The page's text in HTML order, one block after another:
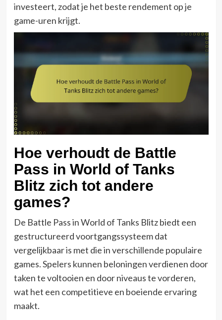
investeert, zodat je het beste rendement op je
game-uren krijgt.
Hoe verhoudt de Battle
Pass in World of Tanks
Blitz zich tot andere
games?
De Battle Pass in World of Tanks Blitz biedt een
gestructureerd voortgangssysteem dat
vergelijkbaar is met die in verschillende populaire
games. Spelers kunnen beloningen verdienen door
taken te voltooien en door niveaus te vorderen,
wat het een competitieve en boeiende ervaring
maakt.